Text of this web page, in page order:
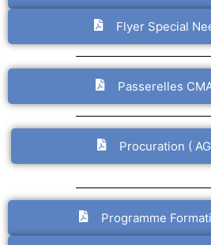
Flyer Special
Passerelles
Procuration (
Programme